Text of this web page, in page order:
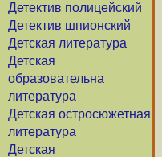
Детектив полицейский
Детектив шпионский
Детская литература
Детская
образовательна
литература
Детская остросюжетная
литература
Детская